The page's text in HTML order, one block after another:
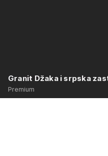
Granit Džaka i srpska
Premium